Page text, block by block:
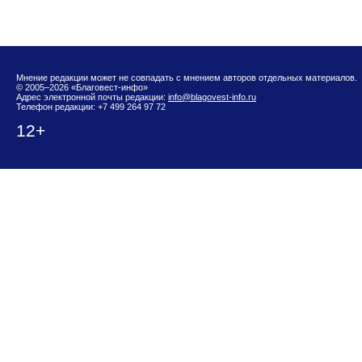
Мнение редакции может не совпадать с мнением авторов отдельных материалов.
© 2005–2026 «Благовест-инфо»
Адрес электронной почты редакции: info@blagovest-info.ru
Телефон редакции: +7 499 264 97 72
12+